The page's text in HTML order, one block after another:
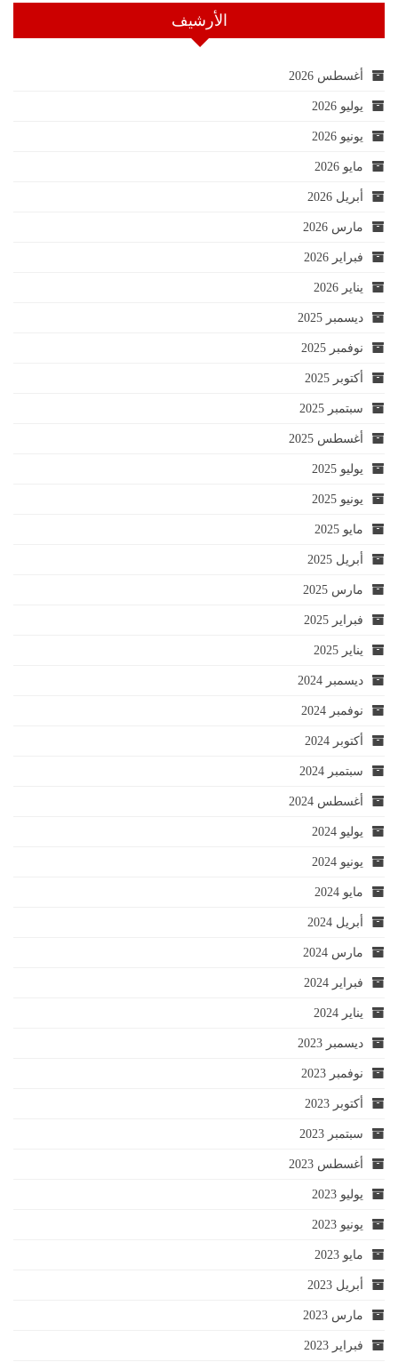
الأرشيف
أغسطس 2026
يوليو 2026
يونيو 2026
مايو 2026
أبريل 2026
مارس 2026
فبراير 2026
يناير 2026
ديسمبر 2025
نوفمبر 2025
أكتوبر 2025
سبتمبر 2025
أغسطس 2025
يوليو 2025
يونيو 2025
مايو 2025
أبريل 2025
مارس 2025
فبراير 2025
يناير 2025
ديسمبر 2024
نوفمبر 2024
أكتوبر 2024
سبتمبر 2024
أغسطس 2024
يوليو 2024
يونيو 2024
مايو 2024
أبريل 2024
مارس 2024
فبراير 2024
يناير 2024
ديسمبر 2023
نوفمبر 2023
أكتوبر 2023
سبتمبر 2023
أغسطس 2023
يوليو 2023
يونيو 2023
مايو 2023
أبريل 2023
مارس 2023
فبراير 2023